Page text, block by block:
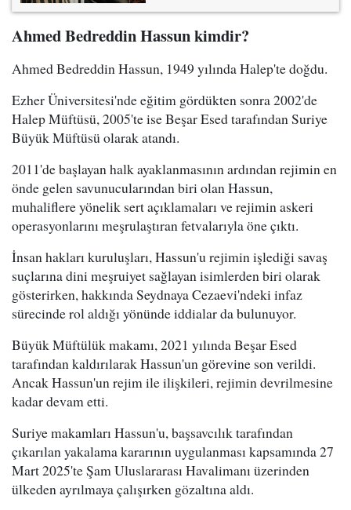
Ahmed Bedreddin Hassun kimdir?
Ahmed Bedreddin Hassun, 1949 yılında Halep'te doğdu.
Ezher Üniversitesi'nde eğitim gördükten sonra 2002'de
Halep Müftüsü, 2005'te ise Beşar Esed tarafından Suriye
Büyük Müftüsü olarak atandı.
2011'de başlayan halk ayaklanmasının ardından rejimin en
önde gelen savunucularından biri olan Hassun,
muhaliflere yönelik sert açıklamaları ve rejimin askeri
operasyonlarını meşrulaştıran fetvalarıyla öne çıktı.
İnsan hakları kuruluşları, Hassun'u rejimin işlediği savaş
suçlarına dini meşruiyet sağlayan isimlerden biri olarak
gösterirken, hakkında Seydnaya Cezaevi'ndeki infaz
sürecinde rol aldığı yönünde iddialar da bulunuyor.
Büyük Müftülük makamı, 2021 yılında Beşar Esed
tarafından kaldırılarak Hassun'un görevine son verildi.
Ancak Hassun'un rejim ile ilişkileri, rejimin devrilmesine
kadar devam etti.
Suriye makamları Hassun'u, başsavcılık tarafından
çıkarılan yakalama kararının uygulanması kapsamında 27
Mart 2025'te Şam Uluslararası Havalimanı üzerinden
ülkeden ayrılmaya çalışırken gözaltına aldı.